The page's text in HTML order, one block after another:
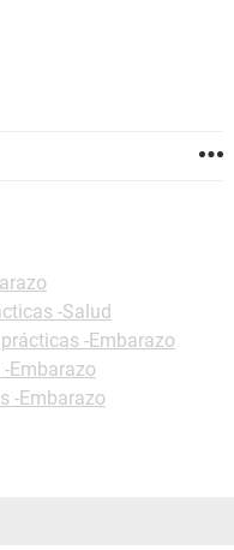
-Salud
-Embarazo
Embarazo
-Embarazo